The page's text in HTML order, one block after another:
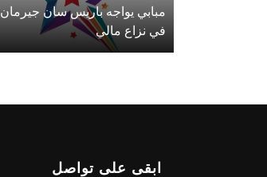
مبابي يواجه باريس سان جيرمان
في نزاع مالي
ابقى على تواصل